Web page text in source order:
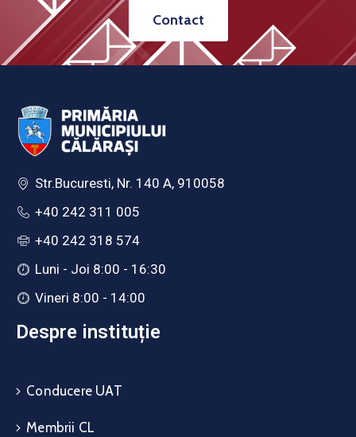
Contact
Str.Bucuresti, Nr. 140 A, 910058
+40 242 311 005
+40 242 318 574
Luni - Joi 8:00 - 16:30
Vineri 8:00 - 14:00
Despre instituție
Conducere UAT
Membrii CL